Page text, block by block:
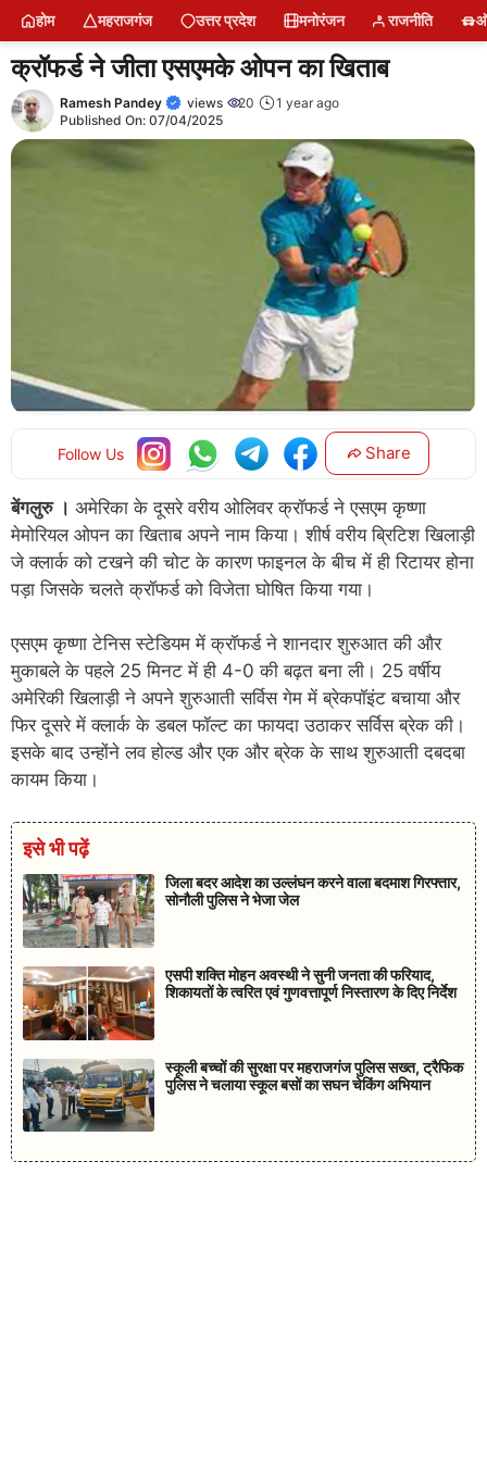
Skip
content
होम महराजगंज उत्तर प्रदेश मनोरंजन राजनीति
क्रॉफर्ड ने जीता एसएमके ओपन का खिताब
Ramesh Pandey views 20
1 year ago
Published On: 07/04/2025
Follow Us Share
बेंगलुरु । अमेरिका के दूसरे वरीय ओलिवर क्रॉफर्ड ने एसएम कृष्णा
मेमोरियल ओपन का खिताब अपने नाम किया। शीर्ष वरीय ब्रिटिश खिलाड़ी
जे क्लार्क को टखने की चोट के कारण फाइनल के बीच में ही रिटायर होना
पड़ा जिसके चलते क्रॉफर्ड को विजेता घोषित किया गया।
एसएम कृष्णा टेनिस स्टेडियम में क्रॉफर्ड ने शानदार शुरुआत की और
मुकाबले के पहले 25 मिनट में ही 4-0 की बढ़त बना ली। 25 वर्षीय
अमेरिकी खिलाड़ी ने अपने शुरुआती सर्विस गेम में ब्रेकपॉइंट बचाया और
फिर दूसरे में क्लार्क के डबल फॉल्ट का फायदा उठाकर सर्विस ब्रेक की।
इसके बाद उन्होंने लव होल्ड और एक और ब्रेक के साथ शुरुआती दबदबा
कायम किया।
इसे भी पढ़ें
जिला बदर आदेश का उल्लंघन करने वाला बदमाश गिरफ्तार,
सोनौली पुलिस ने भेजा जेल
एसपी शक्ति मोहन अवस्थी ने सुनी जनता की फरियाद,
शिकायतों के त्वरित एवं गुणवत्तापूर्ण निस्तारण के दिए निर्देश
स्कूली बच्चों की सुरक्षा पर महराजगंज पुलिस सख्त, ट्रैफिक
पुलिस ने चलाया स्कूल बसों का सघन चेकिंग अभियान